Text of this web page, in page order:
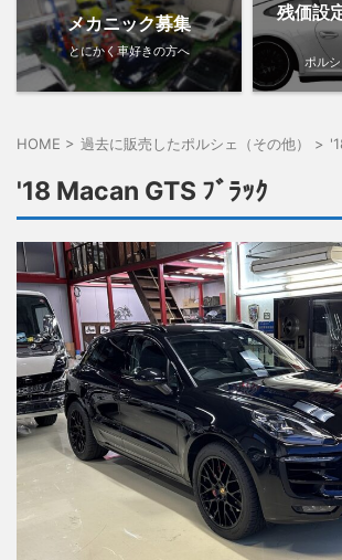
メカニック募集
とにかく車好きの方へ
残価設
ポル
HOME > 過去に販売したポルシェ（その他） >
'18 Macan GTS ﾌﾞﾗｯｸ